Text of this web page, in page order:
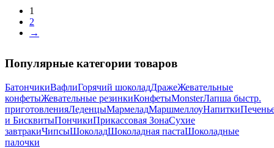
1
2
→
Популярные категории товаров
БатончикиВафлиГорячий шоколадДражеЖевательные
конфетыЖевательные резинкиКонфетыMonsterЛапша быстр.
приготовленияЛеденцыМармеладМаршмеллоуНапитки
и БисквитыПончикиПрикассовая ЗонаСухие
завтракиЧипсыШоколадШоколадная пастаШоколадные
палочки